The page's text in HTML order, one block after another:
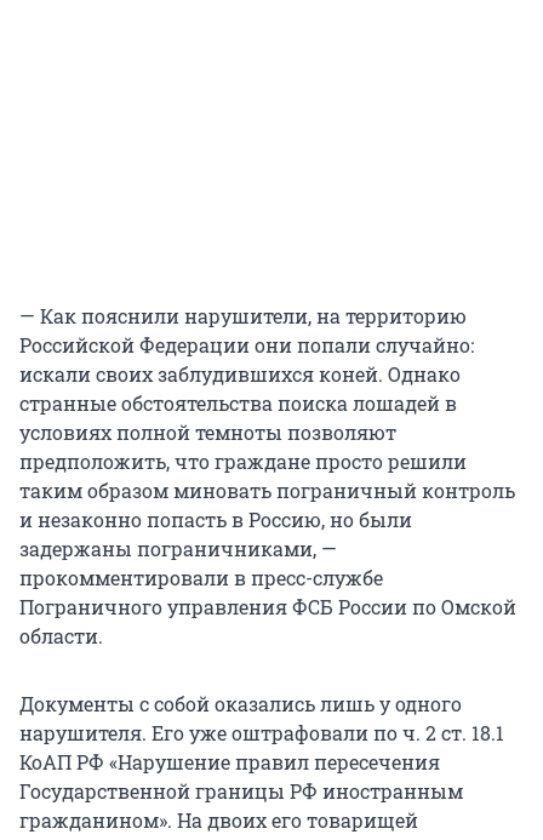
— Как пояснили нарушители, на территорию
Российской Федерации они попали случайно:
искали своих заблудившихся коней. Однако
странные обстоятельства поиска лошадей в
условиях полной темноты позволяют
предположить, что граждане просто решили
таким образом миновать пограничный контроль
и незаконно попасть в Россию, но были
задержаны пограничниками, —
прокомментировали в пресс-службе
Пограничного управления ФСБ России по Омской
области.
Документы с собой оказались лишь у одного
нарушителя. Его уже оштрафовали по ч. 2 ст. 18.1
КоАП РФ «Нарушение правил пересечения
Государственной границы РФ иностранным
гражданином». На двоих его товарищей